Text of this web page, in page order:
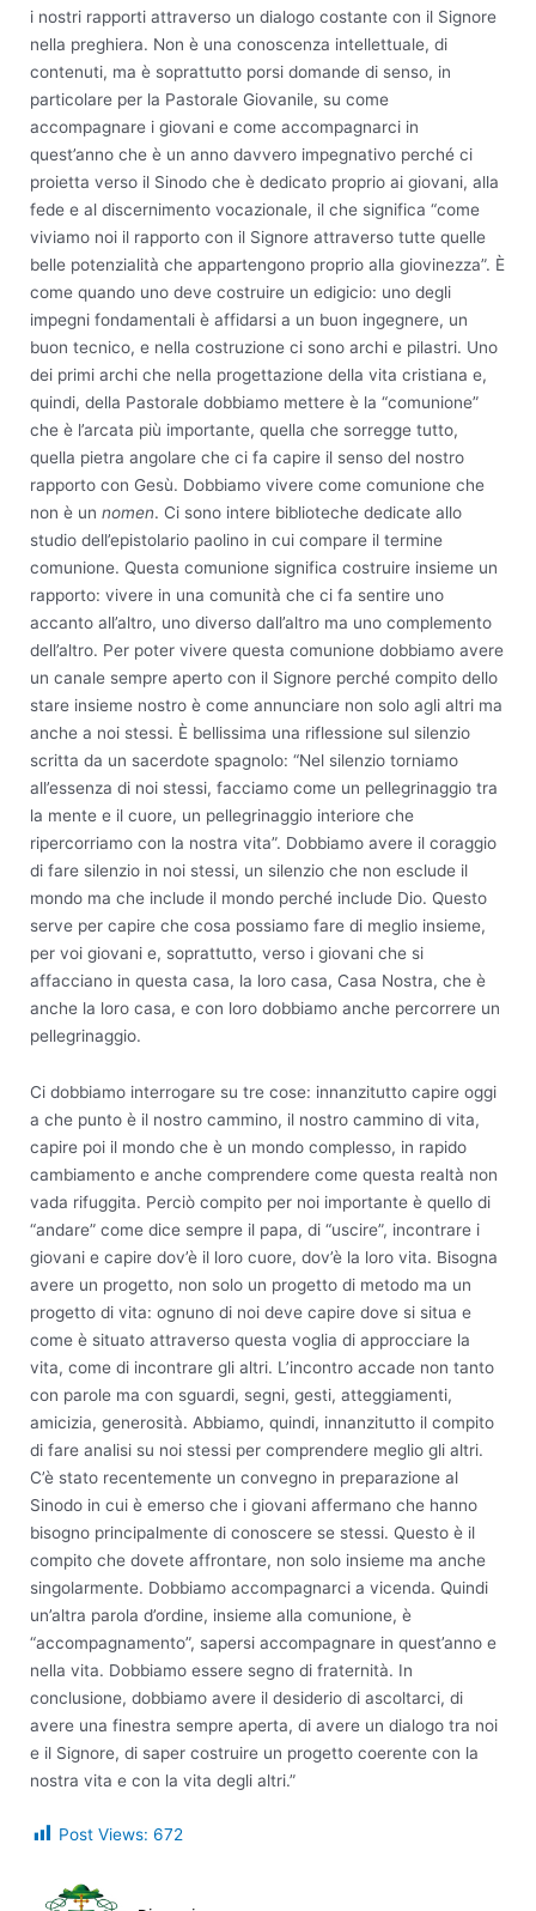
i nostri rapporti attraverso un dialogo costante con il Signore
nella preghiera. Non è una conoscenza intellettuale, di
contenuti, ma è soprattutto porsi domande di senso, in
particolare per la Pastorale Giovanile, su come
accompagnare i giovani e come accompagnarci in
quest’anno che è un anno davvero impegnativo perché ci
proietta verso il Sinodo che è dedicato proprio ai giovani, alla
fede e al discernimento vocazionale, il che significa “come
viviamo noi il rapporto con il Signore attraverso tutte quelle
belle potenzialità che appartengono proprio alla giovinezza”. È
come quando uno deve costruire un edigicio: uno degli
impegni fondamentali è affidarsi a un buon ingegnere, un
buon tecnico, e nella costruzione ci sono archi e pilastri. Uno
dei primi archi che nella progettazione della vita cristiana e,
quindi, della Pastorale dobbiamo mettere è la “comunione”
che è l’arcata più importante, quella che sorregge tutto,
quella pietra angolare che ci fa capire il senso del nostro
rapporto con Gesù. Dobbiamo vivere come comunione che
non è un nomen. Ci sono intere biblioteche dedicate allo
studio dell’epistolario paolino in cui compare il termine
comunione. Questa comunione significa costruire insieme un
rapporto: vivere in una comunità che ci fa sentire uno
accanto all’altro, uno diverso dall’altro ma uno complemento
dell’altro. Per poter vivere questa comunione dobbiamo avere
un canale sempre aperto con il Signore perché compito dello
stare insieme nostro è come annunciare non solo agli altri ma
anche a noi stessi. È bellissima una riflessione sul silenzio
scritta da un sacerdote spagnolo: “Nel silenzio torniamo
all’essenza di noi stessi, facciamo come un pellegrinaggio tra
la mente e il cuore, un pellegrinaggio interiore che
ripercorriamo con la nostra vita”. Dobbiamo avere il coraggio
di fare silenzio in noi stessi, un silenzio che non esclude il
mondo ma che include il mondo perché include Dio. Questo
serve per capire che cosa possiamo fare di meglio insieme,
per voi giovani e, soprattutto, verso i giovani che si
affacciano in questa casa, la loro casa, Casa Nostra, che è
anche la loro casa, e con loro dobbiamo anche percorrere un
pellegrinaggio.
Ci dobbiamo interrogare su tre cose: innanzitutto capire oggi
a che punto è il nostro cammino, il nostro cammino di vita,
capire poi il mondo che è un mondo complesso, in rapido
cambiamento e anche comprendere come questa realtà non
vada rifuggita. Perciò compito per noi importante è quello di
“andare” come dice sempre il papa, di “uscire”, incontrare i
giovani e capire dov’è il loro cuore, dov’è la loro vita. Bisogna
avere un progetto, non solo un progetto di metodo ma un
progetto di vita: ognuno di noi deve capire dove si situa e
come è situato attraverso questa voglia di approcciare la
vita, come di incontrare gli altri. L’incontro accade non tanto
con parole ma con sguardi, segni, gesti, atteggiamenti,
amicizia, generosità. Abbiamo, quindi, innanzitutto il compito
di fare analisi su noi stessi per comprendere meglio gli altri.
C’è stato recentemente un convegno in preparazione al
Sinodo in cui è emerso che i giovani affermano che hanno
bisogno principalmente di conoscere se stessi. Questo è il
compito che dovete affrontare, non solo insieme ma anche
singolarmente. Dobbiamo accompagnarci a vicenda. Quindi
un’altra parola d’ordine, insieme alla comunione, è
“accompagnamento”, sapersi accompagnare in quest’anno e
nella vita. Dobbiamo essere segno di fraternità. In
conclusione, dobbiamo avere il desiderio di ascoltarci, di
avere una finestra sempre aperta, di avere un dialogo tra noi
e il Signore, di saper costruire un progetto coerente con la
nostra vita e con la vita degli altri.”
Post Views: 672